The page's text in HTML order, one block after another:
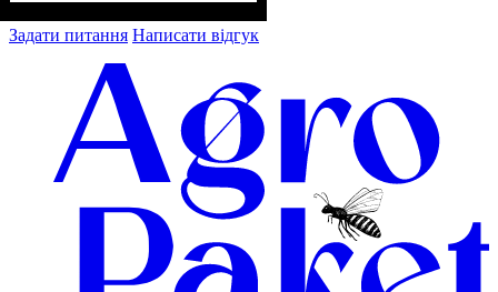
Задати питання Написати відгук